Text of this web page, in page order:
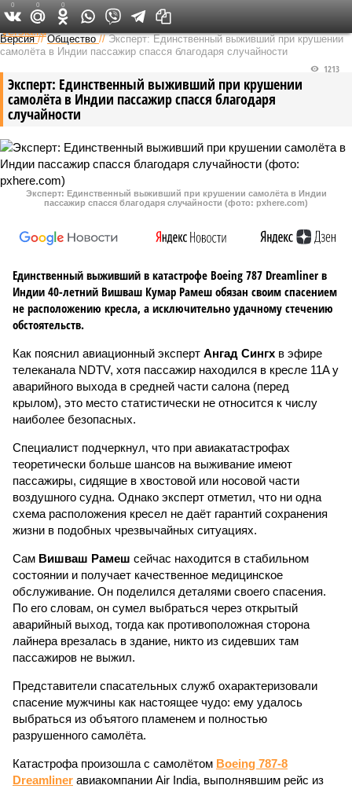
Федеральный выпуск
Версия //Общество //Эксперт: Единственный выживший при крушении
самолёта в Индии пассажир спасся благодаря случайности
Эксперт: Единственный выживший при крушении
самолёта в Индии пассажир спасся благодаря
случайности
1213
Эксперт: Единственный выживший при крушении самолёта в Индии
пассажир спасся благодаря случайности (фото: pxhere.com)
Единственный выживший в катастрофе Boeing 787 Dreamliner в
Индии 40-летний Вишваш Кумар Рамеш обязан своим спасением
не расположению кресла, а исключительно удачному стечению
обстоятельств.
Как пояснил авиационный эксперт Ангад Сингх в эфире
телеканала NDTV, хотя пассажир находился в кресле 11A у
аварийного выхода в средней части салона (перед
крылом), это место статистически не относится к числу
наиболее безопасных.
Специалист подчеркнул, что при авиакатастрофах
теоретически больше шансов на выживание имеют
пассажиры, сидящие в хвостовой или носовой части
воздушного судна. Однако эксперт отметил, что ни одна
схема расположения кресел не даёт гарантий сохранения
жизни в подобных чрезвычайных ситуациях.
Сам Вишваш Рамеш сейчас находится в стабильном
состоянии и получает качественное медицинское
обслуживание. Он поделился деталями своего спасения.
По его словам, он сумел выбраться через открытый
аварийный выход, тогда как противоположная сторона
лайнера врезалась в здание, никто из сидевших там
пассажиров не выжил.
Представители спасательных служб охарактеризовали
спасение мужчины как настоящее чудо: ему удалось
выбраться из объятого пламенем и полностью
разрушенного самолёта.
Катастрофа произошла с самолётом Boeing 787-8
Dreamliner авиакомпании Air India, выполнявшим рейс из
0 0 0